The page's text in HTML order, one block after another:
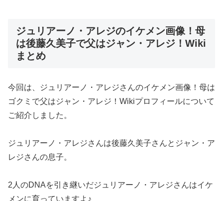
ジュリアーノ・アレジのイケメン画像！母
は後藤久美子で父はジャン・アレジ！Wiki
まとめ
今回は、ジュリアーノ・アレジさんのイケメン画像！母は
ゴクミで父はジャン・アレジ！Wikiプロフィールについて
ご紹介しました。
ジュリアーノ・アレジさんは後藤久美子さんとジャン・ア
レジさんの息子。
2人のDNAを引き継いだジュリアーノ・アレジさんはイケ
メンに育っていますよ♪